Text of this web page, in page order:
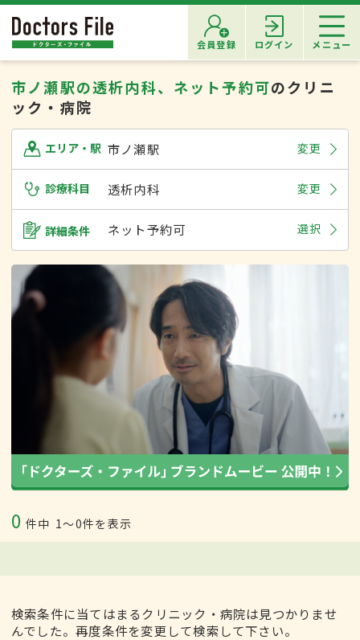
会員登録 ログイン メニュー
市ノ瀬駅の透析内科、ネット予約可のクリニ
ック・病院
エリア・駅 市ノ瀬駅 変更
診療科目 透析内科 変更
詳細条件 ネット予約可 選択
0 件中 1〜0件を表示
検索条件に当てはまるクリニック・病院は見つかりませ
んでした。再度条件を変更して検索して下さい。